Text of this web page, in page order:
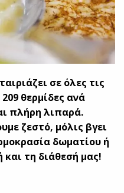
σε όλες τις
θερμίδες ανά
πλήρη λιπαρά.
ζεστό, μόλις βγει
δωματίου ή
τη διάθεσή μας!